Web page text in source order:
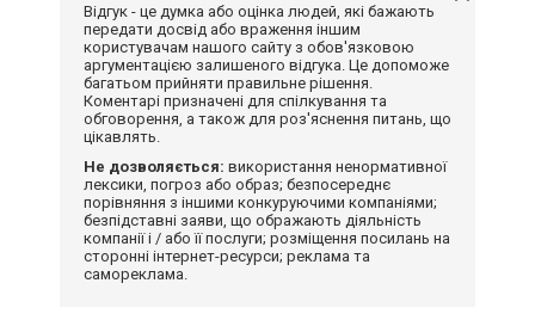
Відгук - це думка або оцінка людей, які бажають
передати досвід або враження іншим
користувачам нашого сайту з обов'язковою
аргументацією залишеного відгука. Це допоможе
багатьом прийняти правильне рішення.
Коментарі призначені для спілкування та
обговорення, а також для роз'яснення питань, що
цікавлять.
Не дозволяється: використання ненормативної
лексики, погроз або образ; безпосереднє
порівняння з іншими конкуруючими компаніями;
безпідставні заяви, що ображають діяльність
компанії і / або її послуги; розміщення посилань на
сторонні інтернет-ресурси; реклама та
самореклама.